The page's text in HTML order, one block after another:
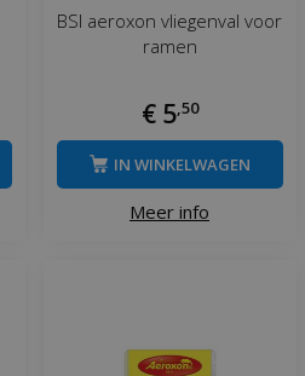
BSI aeroxon vliegenval voor
ramen
€ 5 50
Meer info
IN WINKELWAGEN